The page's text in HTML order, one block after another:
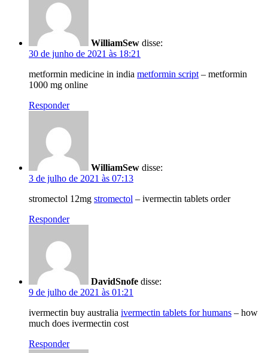
WilliamSew disse:
30 de junho de 2021 às 18:21
metformin medicine in india metformin script – metformin
1000 mg online
Responder
WilliamSew disse:
3 de julho de 2021 às 07:13
stromectol 12mg stromectol – ivermectin tablets order
Responder
DavidSnofe disse:
9 de julho de 2021 às 01:21
ivermectin buy australia ivermectin tablets for humans – how
much does ivermectin cost
Responder